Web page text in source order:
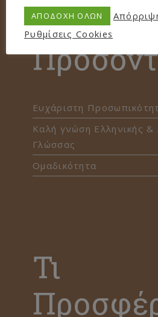
Ευχάριστη
Καλή γνώση Ελληνικής &
Γλώσσας
Ομαδικότητα
Τι
ΑΠΟΔΟΧΗ ΟΛΩΝ
Ρυθμίσεις Cookies